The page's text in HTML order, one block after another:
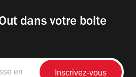
dans votre boite